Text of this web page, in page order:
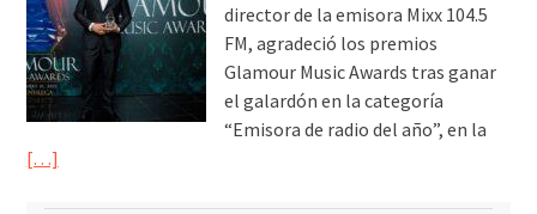
director de la emisora Mixx 104.5
FM, agradeció los premios
Glamour Music Awards tras ganar
el galardón en la categoría
“Emisora de radio del año”, en la
[…]